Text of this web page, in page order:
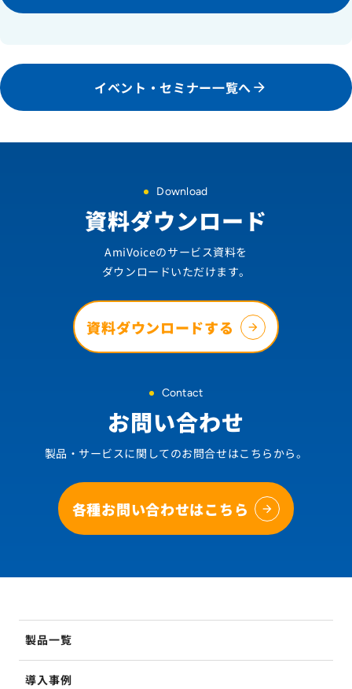
イベント・セミナー一覧へ
Download
資料ダウンロード
AmiVoiceのサービス資料を
ダウンロードいただけます。
資料ダウンロードする
Contact
お問い合わせ
製品・サービスに関してのお問合せはこちらから。
各種お問い合わせはこちら
製品一覧
導入事例